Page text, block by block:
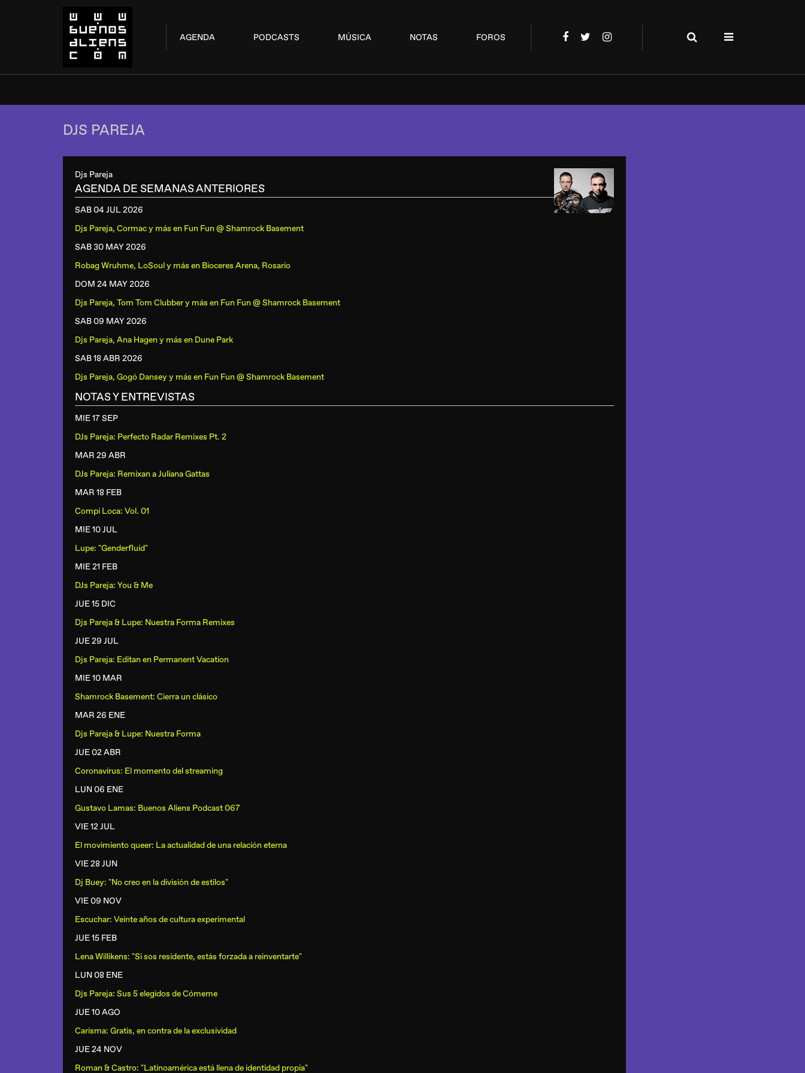
AGENDA PODCASTS MÚSICA NOTAS FOROS
DJS PAREJA
Djs Pareja
AGENDA DE SEMANAS ANTERIORES
SAB 04 JUL2026
Djs Pareja, Cormac y más en Fun Fun @ Shamrock Basement
SAB 30 MAY2026
Robag Wruhme, LoSoul y más en Bioceres Arena, Rosario
DOM 24 MAY2026
Djs Pareja, Tom Tom Clubber y más en Fun Fun @ Shamrock Basement
SAB 09 MAY2026
Djs Pareja, Ana Hagen y más en Dune Park
SAB 18 ABR 2026
Djs Pareja, Gogó Dansey y más en Fun Fun @ Shamrock Basement
NOTAS Y ENTREVISTAS
MIE 17 SEP
DJs Pareja: Perfecto Radar Remixes Pt. 2
MAR 29 ABR
DJs Pareja: Remixan a Juliana Gattas
MAR 18 FEB
Compi Loca: Vol. 01
MIE 10 JUL
Lupe: "Genderfluid"
MIE 21 FEB
DJs Pareja: You & Me
JUE 15 DIC
Djs Pareja & Lupe: Nuestra Forma Remixes
JUE 29 JUL
Djs Pareja: Editan en Permanent Vacation
MIE 10 MAR
Shamrock Basement: Cierra un clásico
MAR 26 ENE
Djs Pareja & Lupe: Nuestra Forma
JUE 02 ABR
Coronavirus: El momento del streaming
LUN 06 ENE
Gustavo Lamas: Buenos Aliens Podcast 067
VIE 12 JUL
El movimiento queer: La actualidad de una relación eterna
VIE 28 JUN
Dj Buey: "No creo en la división de estilos"
VIE 09 NOV
Escuchar: Veinte años de cultura experimental
JUE 15 FEB
Lena Willikens: "Si sos residente, estás forzada a reinventarte"
LUN 08 ENE
Djs Pareja: Sus 5 elegidos de Cómeme
JUE 10 AGO
Carisma: Gratis, en contra de la exclusividad
JUE 24 NOV
Roman & Castro: "Latinoamérica está llena de identidad propia"